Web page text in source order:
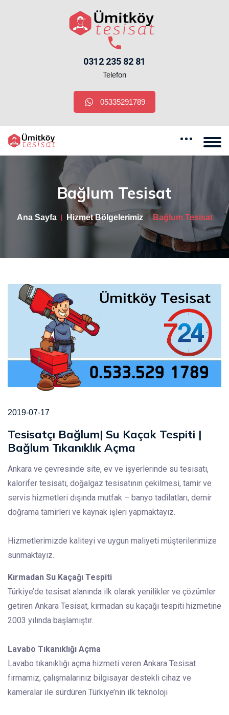
0312 235 82 81
Telefon
05335291789
Bağlum Tesisat
Ana Sayfa Hizmet Bölgelerimiz Bağlum Tesisat
2019-07-17
Tesisatçı Bağlum| Su Kaçak Tespiti |
Bağlum Tıkanıklık Açma
Ankara ve çevresinde site, ev ve işyerlerinde su tesisatı,
kalorifer tesisatı, doğalgaz tesisatının çekilmesi, tamir ve
servis hizmetleri dışında mutfak – banyo tadilatları, demir
doğrama tamirleri ve kaynak işleri yapmaktayız.
Hizmetlerimizde kaliteyi ve uygun maliyeti müşterilerimize
sunmaktayız.
Kırmadan Su Kaçağı Tespiti
Türkiye’de tesisat alanında ilk olarak yenilikler ve çözümler
getiren Ankara Tesisat, kırmadan su kaçağı tespiti hizmetine
2003 yılında başlamıştır.
Lavabo Tıkanıklığı Açma
Lavabo tıkanıklığı açma hizmeti veren Ankara Tesisat
firmamız, çalışmalarınız bilgisayar destekli cihaz ve
kameralar ile sürdüren Türkiye’nin ilk teknoloji